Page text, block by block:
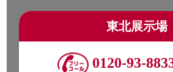
東北展示場
0120-93-